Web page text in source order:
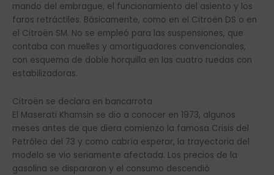
mando del embrague, el funcionamiento del asiento y los
faros retráctiles. Básicamente, como en el Citroën DS o en
el Citroën SM. No se empleó para las suspensiones, que
contaba con muelles y amortiguadores convencionales,
con esquema de doble horquilla en las cuatro ruedas con
estabilizadoras.
Citroën se declara en bancarrota
El Maserati Khamsin se dio a conocer en 1973, algunos
meses antes de que diera comienzo la famosa Crisis del
Petróleo del 73 y como cabría esperar, la trayectoria del
modelo se vio seriamente afectada. Los precios de la
gasolina se dispararon y el consumo descendió